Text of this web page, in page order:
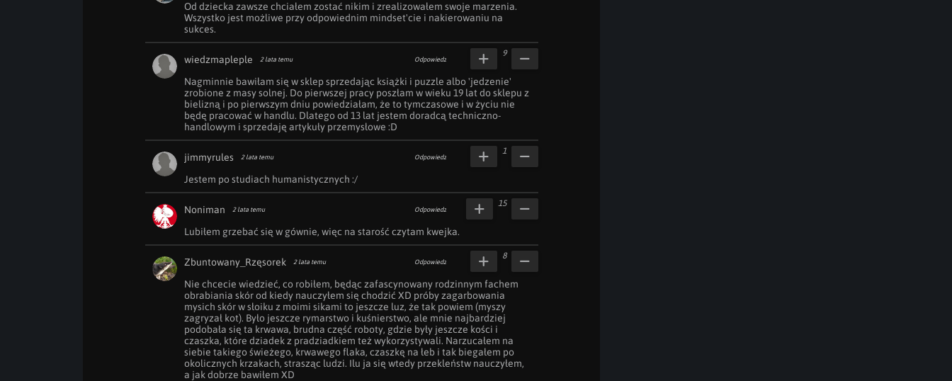
Od dziecka zawsze chciałem zostać nikim i zrealizowałem swoje marzenia.
Wszystko jest możliwe przy odpowiednim mindset'cie i nakierowaniu na
sukces.
wiedzmapleple 2 lata temu Odpowiedz
Nagminnie bawiłam się w sklep sprzedając książki i puzzle albo 'jedzenie'
zrobione z masy solnej. Do pierwszej pracy poszłam w wieku 19 lat do sklepu z
bielizną i po pierwszym dniu powiedziałam, że to tymczasowe i w życiu nie
będę pracować w handlu. Dlatego od 13 lat jestem doradcą techniczno-
handlowym i sprzedaję artykuły przemysłowe :D
9
jimmyrules 2 lata temu Odpowiedz
Jestem po studiach humanistycznych :/
1
Noniman 2 lata temu Odpowiedz
Lubiłem grzebać się w gównie, więc na starość czytam kwejka.
15
Zbuntowany_Rzęsorek 2 lata temu Odpowiedz
Nie chcecie wiedzieć, co robiłem, będąc zafascynowany rodzinnym fachem
obrabiania skór od kiedy nauczyłem się chodzić XD próby zagarbowania
mysich skór w słoiku z moimi sikami to jeszcze luz, że tak powiem (myszy
zagryzał kot). Było jeszcze rymarstwo i kuśnierstwo, ale mnie najbardziej
podobała się ta krwawa, brudna część roboty, gdzie były jeszcze kości i
czaszka, które dziadek z pradziadkiem też wykorzystywali. Narzucałem na
siebie takiego świeżego, krwawego flaka, czaszkę na łeb i tak biegałem po
okolicznych krzakach, strasząc ludzi. Ilu ja się wtedy przekleństw nauczyłem,
a jak dobrze bawiłem XD
8